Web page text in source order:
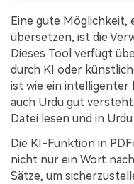
Eine gute Möglichkeit,
übersetzen, ist die
Dieses Tool verfügt
durch KI oder
ist wie ein intelligenter
auch Urdu gut
Datei lesen und in
Die KI-Funktion in
nicht nur ein Wort
Sätze, um